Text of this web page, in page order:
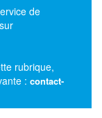
de
rubrique,
: contact-